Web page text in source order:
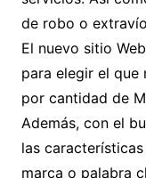
de robo o
El nuevo sitio
para elegir el que
por cantidad de
Además, con el
las
marca o palabra